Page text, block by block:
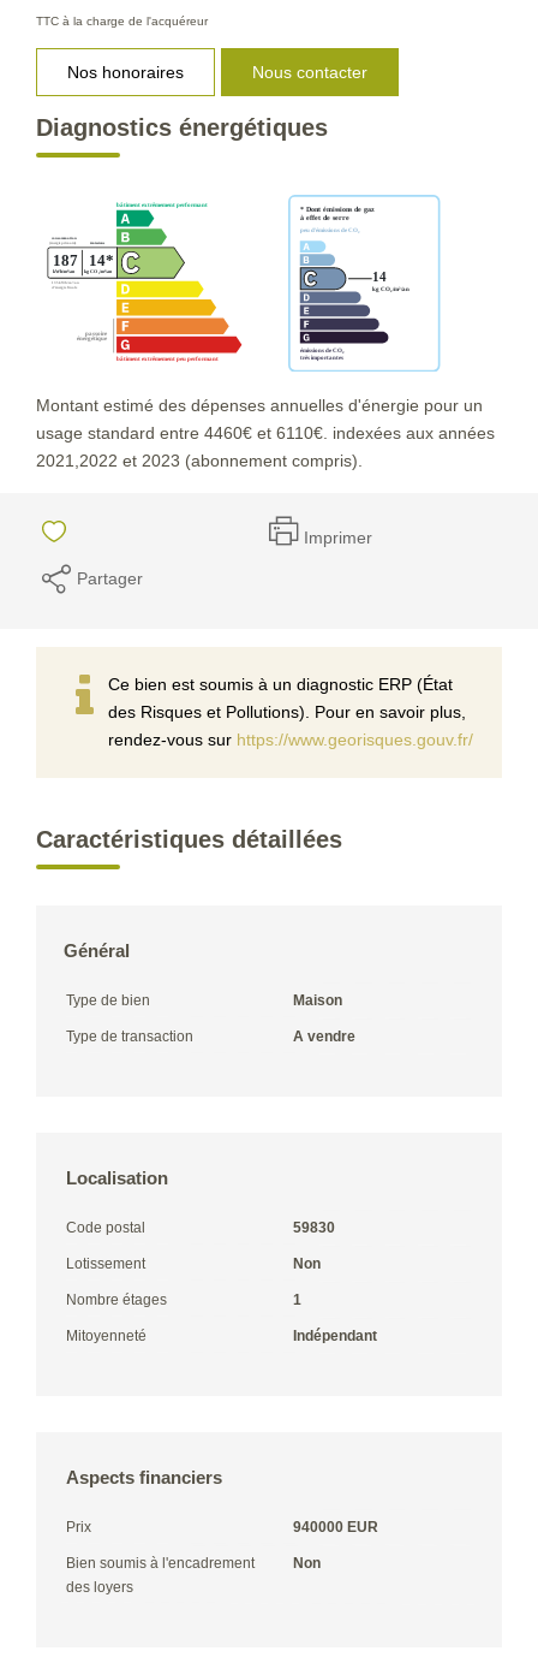
TTC à la charge de l'acquéreur
Nos honoraires Nous contacter
Diagnostics énergétiques
Montant estimé des dépenses annuelles d'énergie pour un
usage standard entre 4460€ et 6110€. indexées aux années
2021,2022 et 2023 (abonnement compris).
Imprimer
Partager
Ce bien est soumis à un diagnostic ERP (État
des Risques et Pollutions). Pour en savoir plus,
rendez-vous sur https://www.georisques.gouv.fr/
Caractéristiques détaillées
Général
Type de bien Maison
Type de transaction A vendre
Localisation
Code postal 59830
Lotissement Non
Nombre étages 1
Mitoyenneté Indépendant
Aspects financiers
Prix 940000 EUR
Bien soumis à l'encadrement
des loyers
Non